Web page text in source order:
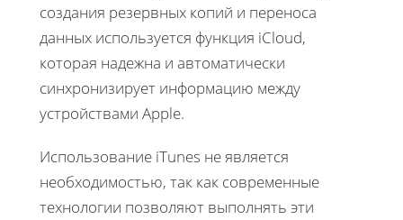
создания резервных копий и переноса
данных используется функция iCloud,
которая надежна и автоматически
синхронизирует информацию между
устройствами Apple.
Использование iTunes не является
необходимостью, так как современные
технологии позволяют выполнять эти